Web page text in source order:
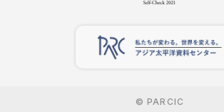
© PARCIC